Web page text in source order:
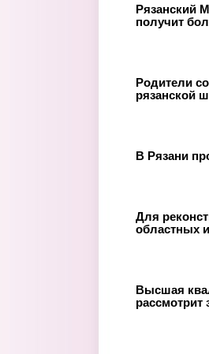
Рязанский
получит
Родители
рязанской
В Рязани
Для
областных
Высшая
рассмотрит